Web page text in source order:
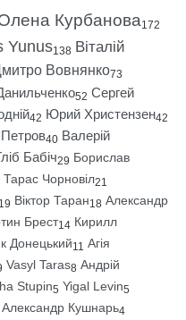
Курбанова172
Yunus138 Віталій
Вовнянко73
52 Сергей
42 Юрий Христензен42
40 Валерій
Бабіч29 Борислав
Тарас Чорновіл21
19 Віктор Таран18 Александр
Брест14 Кирилл
Донецький11 Агія
Vasyl Taras8 Андрій
Stupin5 Yigal Levin5
Александр Кушнарь4